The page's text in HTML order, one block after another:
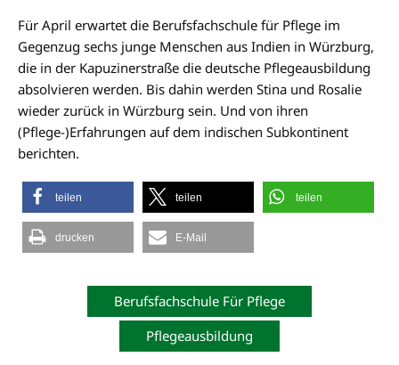
Für April erwartet die Berufsfachschule für Pflege im
Gegenzug sechs junge Menschen aus Indien in Würzburg,
die in der Kapuzinerstraße die deutsche Pflegeausbildung
absolvieren werden. Bis dahin werden Stina und Rosalie
wieder zurück in Würzburg sein. Und von ihren
(Pflege-)Erfahrungen auf dem indischen Subkontinent
berichten.
teilen teilen teilen
drucken E-Mail
Berufsfachschule Für Pflege
Pflegeausbildung